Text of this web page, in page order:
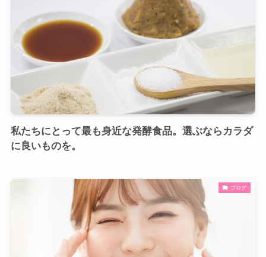
私たちにとって最も身近な発酵食品。選ぶならカラダ
に良いものを。
ブログ